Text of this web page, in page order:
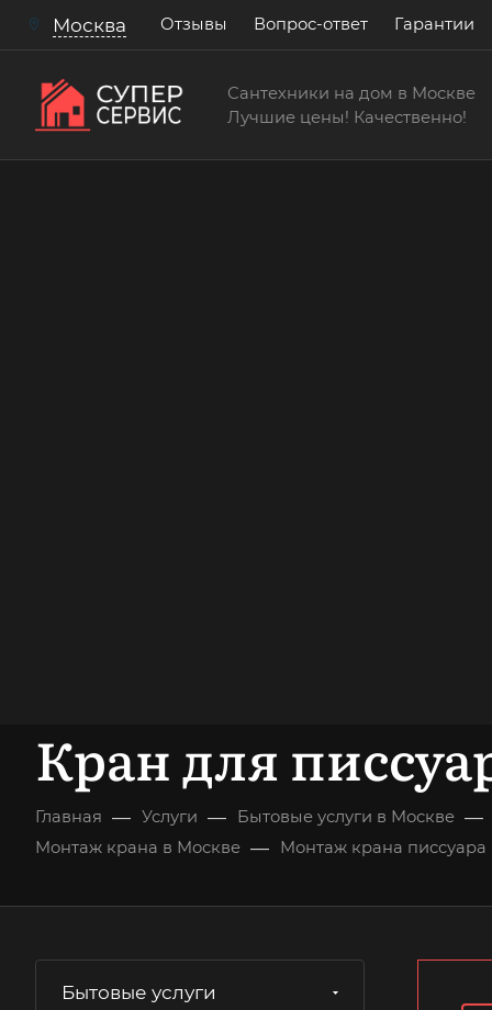
Москва Отзывы Вопрос-ответ Гарантии
Сантехники на дом в Москве
Лучшие цены! Качественно!
Кран для
Главная — Услуги — Бытовые услуги в Москве —
Монтаж крана в Москве — Монтаж крана писсуара
Бытовые услуги